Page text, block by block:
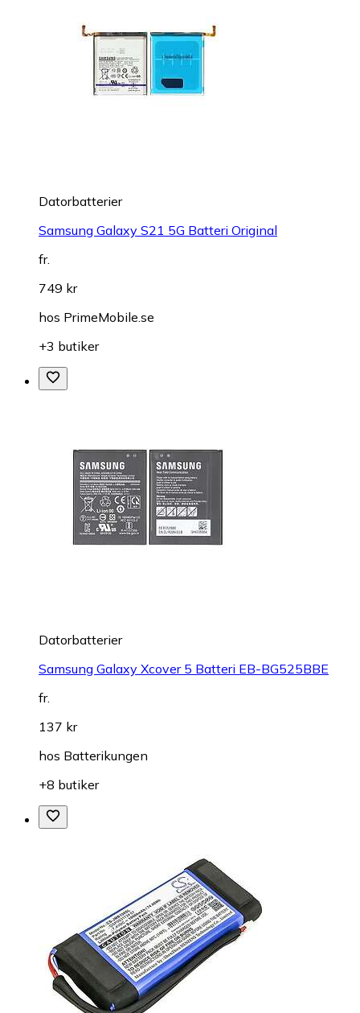
Datorbatterier
Samsung Galaxy S21 5G Batteri Original
fr.
749 kr
hos PrimeMobile.se
+3 butiker
Datorbatterier
Samsung Galaxy Xcover 5 Batteri EB-BG525BBE
fr.
137 kr
hos Batterikungen
+8 butiker